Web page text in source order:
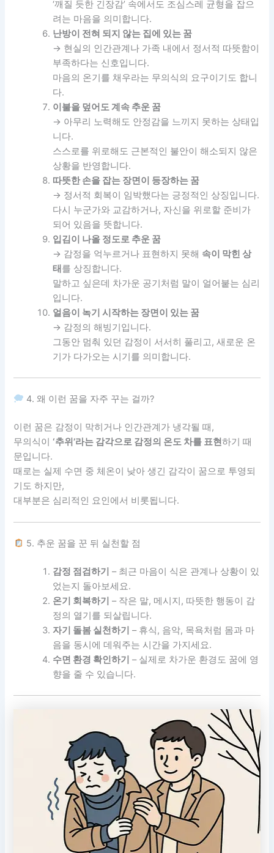
‘깨질 듯한 긴장감’ 속에서도 조심스레 균형을 잡으
려는 마음을 의미합니다.
난방이 전혀 되지 않는 집에 있는 꿈
→ 현실의 인간관계나 가족 내에서 정서적 따뜻함이
부족하다는 신호입니다.
마음의 온기를 채우라는 무의식의 요구이기도 합니
다.
이불을 덮어도 계속 추운 꿈
→ 아무리 노력해도 안정감을 느끼지 못하는 상태입
니다.
스스로를 위로해도 근본적인 불안이 해소되지 않은
상황을 반영합니다.
따뜻한 손을 잡는 장면이 등장하는 꿈
→ 정서적 회복이 임박했다는 긍정적인 상징입니다.
다시 누군가와 교감하거나, 자신을 위로할 준비가
되어 있음을 뜻합니다.
입김이 나올 정도로 추운 꿈
→ 감정을 억누르거나 표현하지 못해 속이 막힌 상
태 를 상징합니다.
말하고 싶은데 차가운 공기처럼 말이 얼어붙는 심리
입니다.
얼음이 녹기 시작하는 장면이 있는 꿈
→ 감정의 해빙기입니다.
그동안 멈춰 있던 감정이 서서히 풀리고, 새로운 온
기가 다가오는 시기를 의미합니다.
4. 왜 이런 꿈을 자주 꾸는 걸까?
이런 꿈은 감정이 막히거나 인간관계가 냉각될 때,
무의식이 ‘추위’라는 감각으로 감정의 온도 차를 표현하기 때
문입니다.
때로는 실제 수면 중 체온이 낮아 생긴 감각이 꿈으로 투영되
기도 하지만,
대부분은 심리적인 요인에서 비롯됩니다.
5. 추운 꿈을 꾼 뒤 실천할 점
감정 점검하기 – 최근 마음이 식은 관계나 상황이 있
었는지 돌아보세요.
온기 회복하기 – 작은 말, 메시지, 따뜻한 행동이 감
정의 열기를 되살립니다.
자기 돌봄 실천하기 – 휴식, 음악, 목욕처럼 몸과 마
음을 동시에 데워주는 시간을 가지세요.
수면 환경 확인하기 – 실제로 차가운 환경도 꿈에 영
향을 줄 수 있습니다.